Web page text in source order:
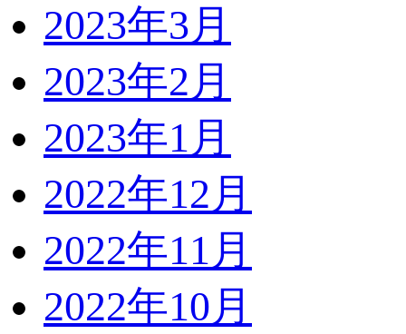
2023年3月
2023年2月
2023年1月
2022年12月
2022年11月
2022年10月